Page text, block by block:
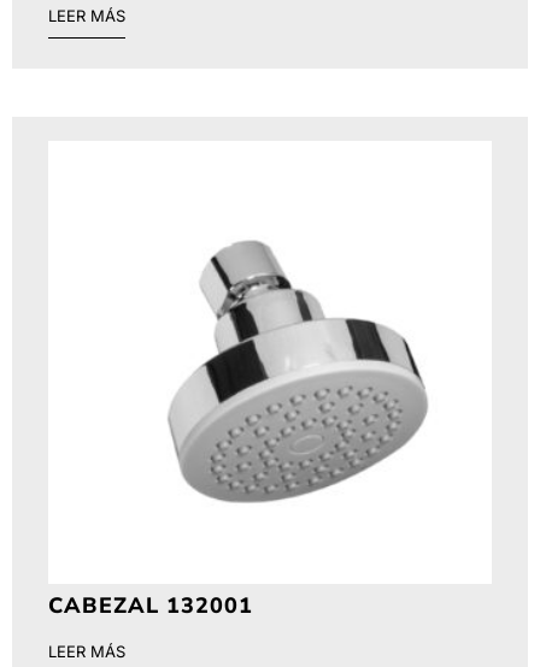
LEER MÁS
CABEZAL 132001
LEER MÁS